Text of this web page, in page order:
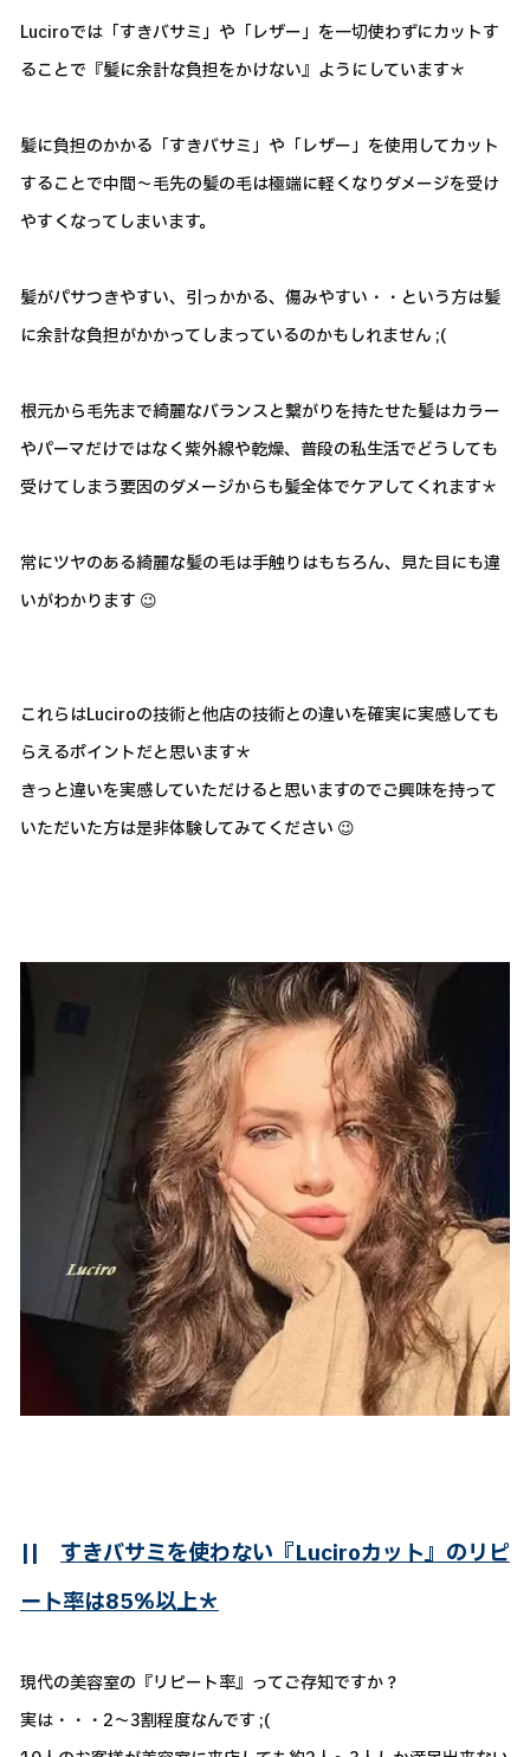
Luciroでは「すきバサミ」や「レザー」を一切使わずにカットす
ることで『髪に余計な負担をかけない』ようにしています＊
髪に負担のかかる「すきバサミ」や「レザー」を使用してカット
することで中間～毛先の髪の毛は極端に軽くなりダメージを受け
やすくなってしまいます。
髪がパサつきやすい、引っかかる、傷みやすい・・という方は髪
に余計な負担がかかってしまっているのかもしれません ;(
根元から毛先まで綺麗なバランスと繋がりを持たせた髪はカラー
やパーマだけではなく紫外線や乾燥、普段の私生活でどうしても
受けてしまう要因のダメージからも髪全体でケアしてくれます＊
常にツヤのある綺麗な髪の毛は手触りはもちろん、見た目にも違
いがわかります 😉
これらはLuciroの技術と他店の技術との違いを確実に実感しても
らえるポイントだと思います＊
きっと違いを実感していただけると思いますのでご興味を持って
いただいた方は是非体験してみてください 😉
|| すきバサミを使わない『Luciroカット』のリピ
ート率は85％以上＊
現代の美容室の『リピート率』ってご存知ですか？
実は・・・2～3割程度なんです ;(